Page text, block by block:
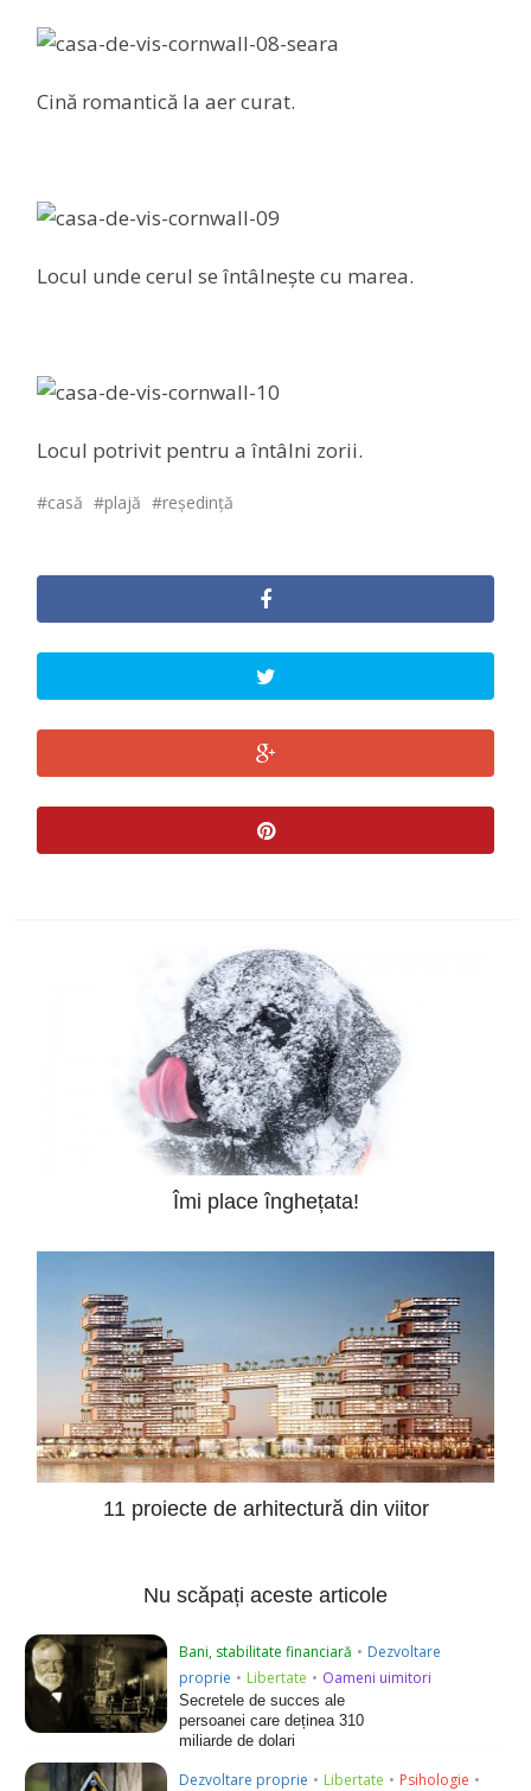
Cină romantică la aer curat.
Locul unde cerul se întâlnește cu marea.
Locul potrivit pentru a întâlni zorii.
casă plajă reședință
Îmi place înghețata!
11 proiecte de arhitectură din viitor
Nu scăpați aceste articole
Bani, stabilitate financiară • Dezvoltare
proprie • Libertate • Oameni uimitori
Secretele de succes ale
persoanei care deținea 310
miliarde de dolari
Dezvoltare proprie • Libertate • Psihologie •